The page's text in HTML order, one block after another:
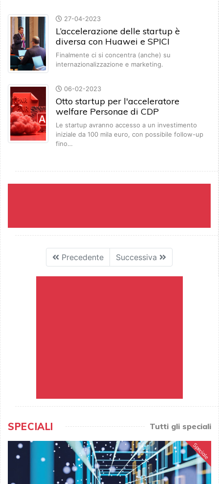
27-04-2023
L’accelerazione delle startup è
diversa con Huawei e SPICI
Finalmente ci si concentra (anche) su
internazionalizzazione e marketing.
06-02-2023
Otto startup per l'acceleratore
welfare Personae di CDP
Le startup avranno accesso a un investimento
iniziale da 100 mila euro, con possibile follow-up
fino…
Precedente Successiva
SPECIALI Tutti gli speciali
Speciale